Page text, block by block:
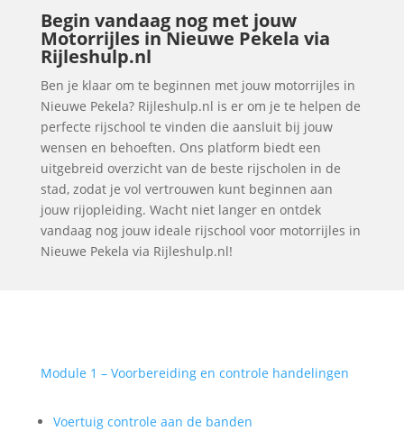
Begin vandaag nog met jouw
Motorrijles in Nieuwe Pekela via
Rijleshulp.nl
Ben je klaar om te beginnen met jouw motorrijles in
Nieuwe Pekela? Rijleshulp.nl is er om je te helpen de
perfecte rijschool te vinden die aansluit bij jouw
wensen en behoeften. Ons platform biedt een
uitgebreid overzicht van de beste rijscholen in de
stad, zodat je vol vertrouwen kunt beginnen aan
jouw rijopleiding. Wacht niet langer en ontdek
vandaag nog jouw ideale rijschool voor motorrijles in
Nieuwe Pekela via Rijleshulp.nl!
Module 1 – Voorbereiding en controle handelingen
Voertuig controle aan de banden